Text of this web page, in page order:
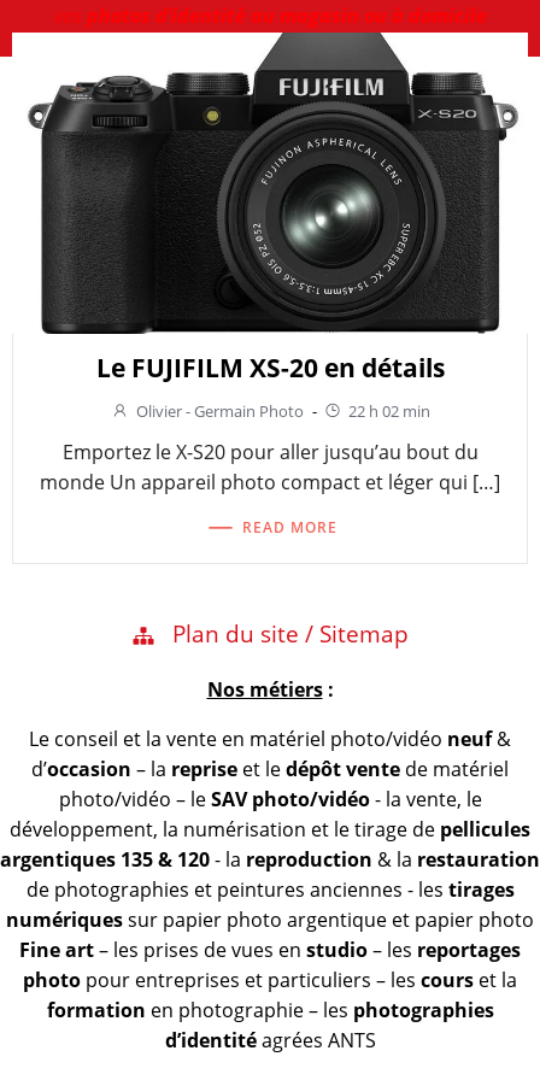
vos photos d’identité au magasin ou à domicile
Le FUJIFILM XS-20 en détails
Olivier - Germain Photo - 22 h 02 min
Emportez le X-S20 pour aller jusqu’au bout du
monde Un appareil photo compact et léger qui […]
READ MORE
Plan du site / Sitemap
Nos métiers:
Le conseil et la vente en matériel photo/vidéo neuf&
d’occasion – la reprise et ledépôt vente de matériel
photo/vidéo – leSAV photo/vidéo- la vente, le
développement, la numérisation et le tirage de pellicules
argentiques 135 & 120- la reproduction & la restauration
de photographies et peintures anciennes - les tirages
numériquessur papier photo argentique et papier photo
Fine art– les prises de vues en studio– les reportages
photo pour entreprises et particuliers – les cours et la
formation en photographie – les photographies
d’identitéagrées ANTS